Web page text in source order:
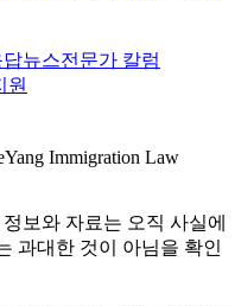
답뉴스전문가 칼럼
원
Immigration Law
보와 자료는 오직 사실에
과대한 것이 아님을 확인